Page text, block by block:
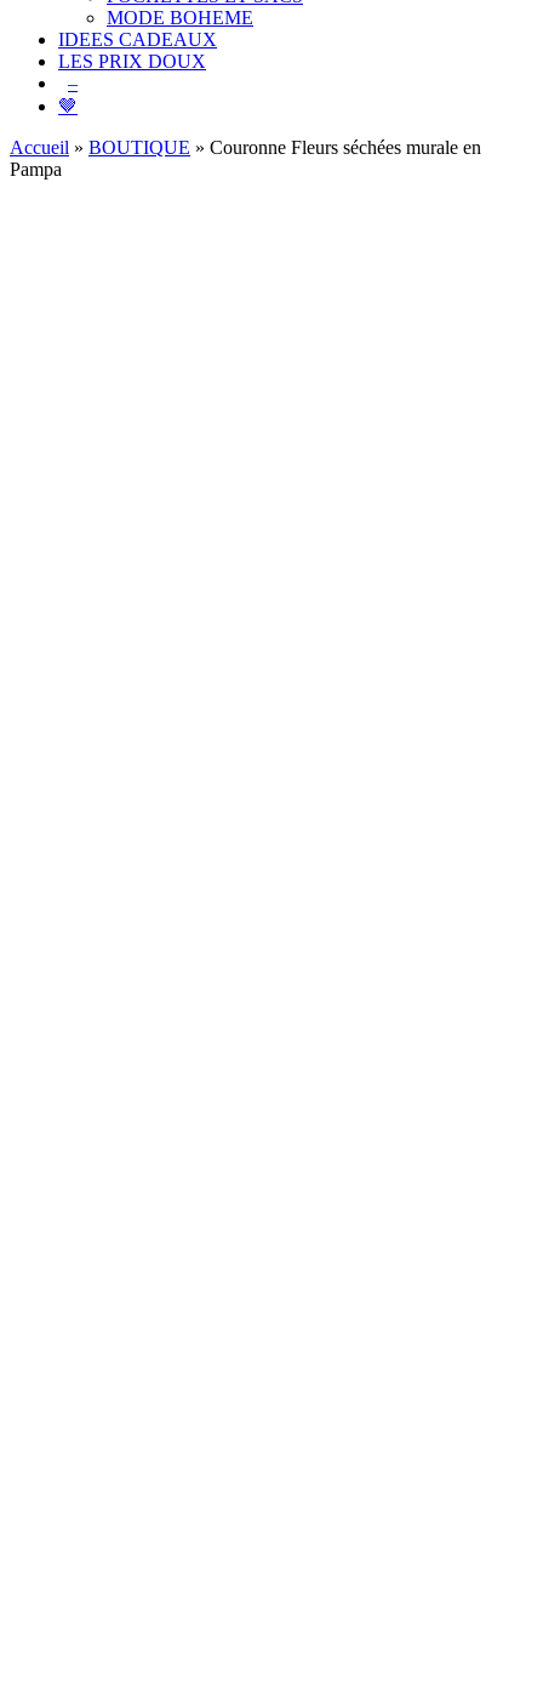
MODE BOHEME
IDEES CADEAUX
LES PRIX DOUX
–
🤎
Accueil » BOUTIQUE » Couronne Fleurs séchées murale en
Pampa